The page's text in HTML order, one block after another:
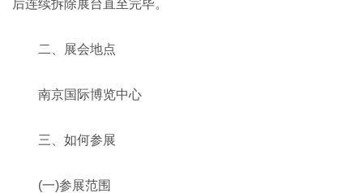
后连续拆除展台直至完毕。
二、展会地点
南京国际博览中心
三、如何参展
(一)参展范围